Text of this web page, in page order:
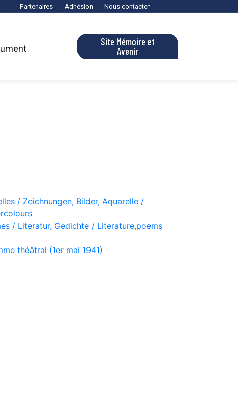
Partenaires Adhésion Nous contacter
Site Mémoire et
Avenir
/ Zeichnungen, Bilder, Aquarelle /
/ Literatur, Gedichte / Literature,poems
théâtral (1er mai 1941)